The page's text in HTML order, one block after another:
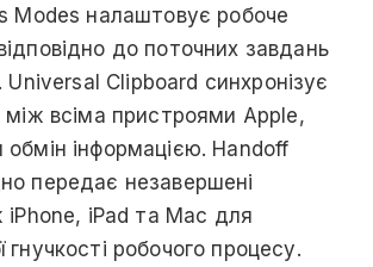
Modes налаштовує робоче
до поточних завдань
Clipboard синхронізує
між всіма пристроями Apple,
інформацією. Handoff
передає незавершені
iPhone, iPad та Mac для
гнучкості робочого процесу.